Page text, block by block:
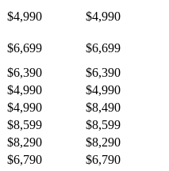
$4,990
$4,990
$6,699
$6,699
$6,390
$6,390
$4,990
$4,990
$4,990
$8,490
$8,599
$8,599
$8,290
$8,290
$6,790
$6,790